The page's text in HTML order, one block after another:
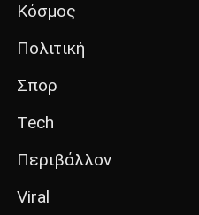
Κόσμος
Πολιτική
Σπορ
Tech
Περιβάλλον
Viral